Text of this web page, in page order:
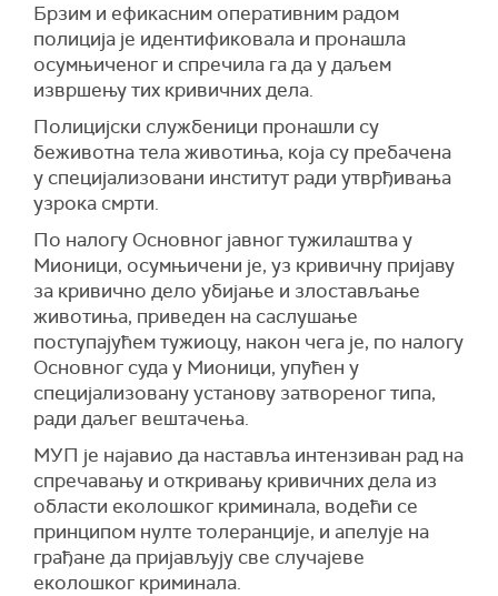
Брзим и ефикасним оперативним радом
полиција је идентификовала и пронашла
осумњиченог и спречила га да у даљем
извршењу тих кривичних дела.
Полицијски службеници пронашли су
беживотна тела животиња, која су пребачена
у специјализовани институт ради утврђивања
узрока смрти.
По налогу Основног јавног тужилаштва у
Мионици, осумњичени је, уз кривичну пријаву
за кривично дело убијање и злостављање
животиња, приведен на саслушање
поступајућем тужиоцу, након чега је, по налогу
Основног суда у Мионици, упућен у
специјализовану установу затвореног типа,
ради даљег вештачења.
МУП је најавио да наставља интензиван рад на
спречавању и откривању кривичних дела из
области еколошког криминала, водећи се
принципом нулте толеранције, и апелује на
грађане да пријављују све случајеве
еколошког криминала.